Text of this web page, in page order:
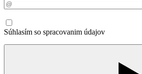
Súhlasím so spracovanim údajov